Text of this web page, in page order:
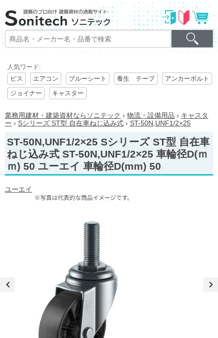
人気ワード:
ビス
エアコン ブルーシート 養生 テープ
アンカーボルト
ジョイナー
キャスター
業務用建材・建築資材ならソニテック › 物流・設備用品 › キャスタ
ー › Sシリーズ ST型 自在車ねじ込み式 › ST-50N,UNF1/2×25
ST-50N,UNF1/2×25 Sシリーズ ST型 自在車
ねじ込み式 ST-50N,UNF1/2×25 車輪径D(ｍ
ｍ) 50 ユーエイ 車輪径D(mm) 50
ユーエイ